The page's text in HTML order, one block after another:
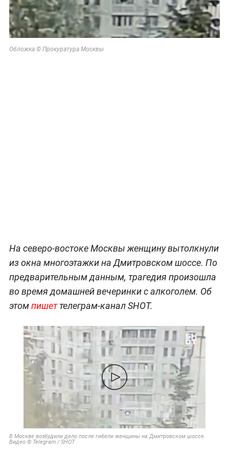
Обложка © Прокуратура Москвы
На северо-востоке Москвы женщину вытолкнули
из окна многоэтажки на Дмитровском шоссе. По
предварительным данным, трагедия произошла
во время домашней вечеринки с алкоголем. Об
этомпишеттелеграм-канал SHOT.
В Москве возбудили дело после гибели женщины на Дмитровском шоссе.
Видео © Telegram / SHOT